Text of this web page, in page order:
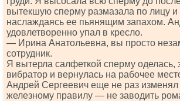
вытекшую сперму размазала по лицу и
наслаждаясь ее пьянящим запахом.
удовлетворенно упал в кресло.
— Ирина Анатольевна, вы просто
сотрудник.
Я вытерла салфеткой сперму оделась,
вибратор и вернулась на рабочее
Андрей Сергеевич еще не раз
железному правилу — не заводить